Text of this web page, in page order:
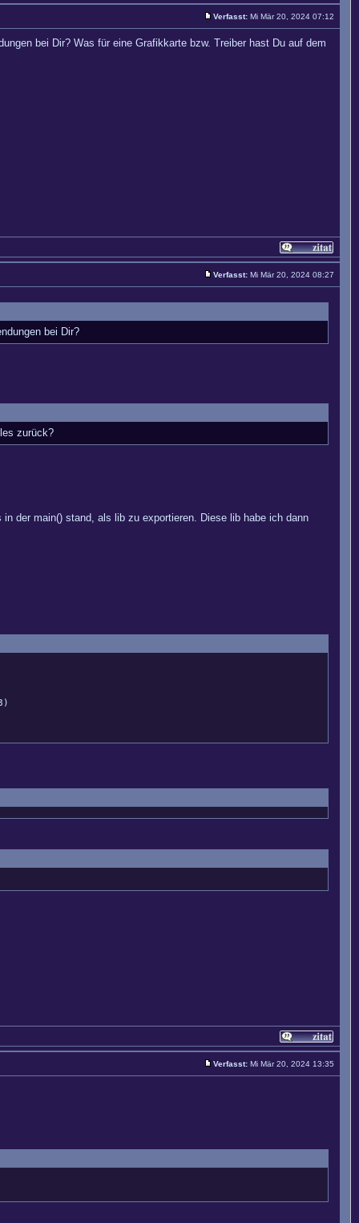
Verfasst: Mi Mär 20, 2024 07:12
bei Dir? Was für eine Grafikkarte bzw. Treiber hast Du auf dem
Verfasst: Mi Mär 20, 2024 08:27
bei Dir?
zurück?
der main() stand, als lib zu exportieren. Diese lib habe ich dann
Verfasst: Mi Mär 20, 2024 13:35